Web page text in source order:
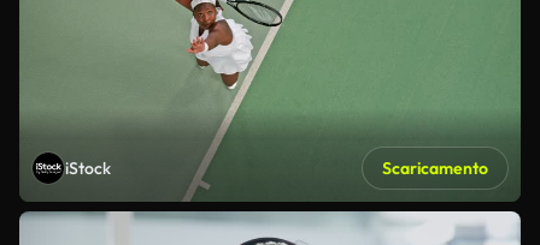
iStock Scaricamento